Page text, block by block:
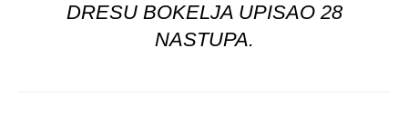
DRESU BOKELJA UPISAO 28
NASTUPA.